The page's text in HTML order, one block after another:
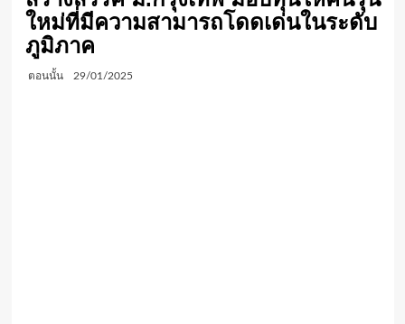
ใหม่ที่มีความสามารถโดดเด่นในระดับ
ภูมิภาค
ตอนนั้น 29/01/2025